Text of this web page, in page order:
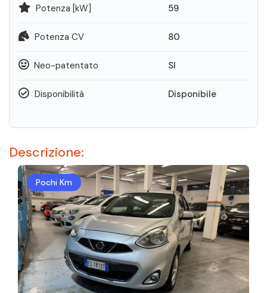
Descrizione:
Pochi Km
Potenza [kW] 59
Potenza CV 80
Neo-patentato SI
Disponibilità Disponibile